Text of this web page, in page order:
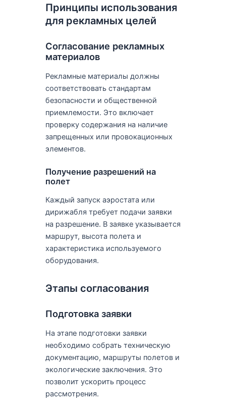
Принципы использования
для рекламных целей
Согласование рекламных
материалов
Рекламные материалы должны
соответствовать стандартам
безопасности и общественной
приемлемости. Это включает
проверку содержания на наличие
запрещенных или провокационных
элементов.
Получение разрешений на
полет
Каждый запуск аэростата или
дирижабля требует подачи заявки
на разрешение. В заявке указывается
маршрут, высота полета и
характеристика используемого
оборудования.
Этапы согласования
Подготовка заявки
На этапе подготовки заявки
необходимо собрать техническую
документацию, маршруты полетов и
экологические заключения. Это
позволит ускорить процесс
рассмотрения.